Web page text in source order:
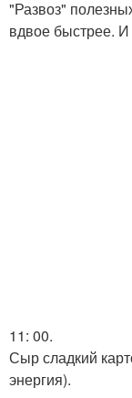
"Развоз"
вдвое быстрее. И
11: 00.
Сыр сладкий
энергия).